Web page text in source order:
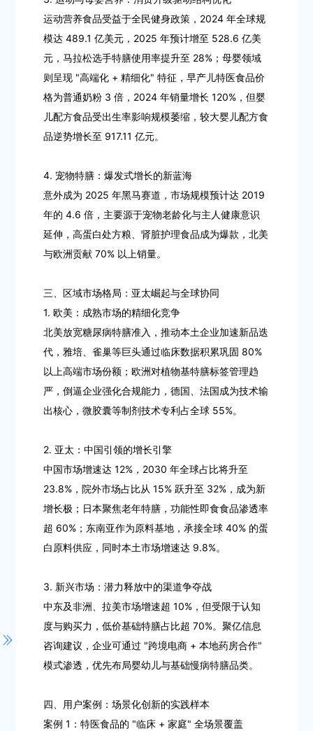
运动营养食品受益于全民健身政策，2024 年全球规
模达 489.1 亿美元，2025 年预计增至 528.6 亿美
元，马拉松选手特膳使用率提升至 28%；母婴领域
则呈现 "高端化 + 精细化" 特征，早产儿特医食品价
格为普通奶粉 3 倍，2024 年销量增长 120%，但婴
儿配方食品受出生率影响规模萎缩，较大婴儿配方食
品逆势增长至 917.11 亿元。
4. 宠物特膳：爆发式增长的新蓝海
意外成为 2025 年黑马赛道，市场规模预计达 2019
年的 4.6 倍，主要源于宠物老龄化与主人健康意识
延伸，高蛋白处方粮、肾脏护理食品成为爆款，北美
与欧洲贡献 70% 以上销量。
三、区域市场格局：亚太崛起与全球协同
1. 欧美：成熟市场的精细化竞争
北美放宽糖尿病特膳准入，推动本土企业加速新品迭
代，雅培、雀巢等巨头通过临床数据积累巩固 80%
以上高端市场份额；欧洲对植物基特膳标签管理趋
严，倒逼企业强化合规能力，德国、法国成为技术输
出核心，微胶囊等制剂技术专利占全球 55%。
2. 亚太：中国引领的增长引擎
中国市场增速达 12%，2030 年全球占比将升至
23.8%，院外市场占比从 15% 跃升至 32%，成为新
增长极；日本聚焦老年特膳，功能性即食食品渗透率
超 60%；东南亚作为原料基地，承接全球 40% 的蛋
白原料供应，同时本土市场增速达 9.8%。
3. 新兴市场：潜力释放中的渠道争夺战
中东及非洲、拉美市场增速超 10%，但受限于认知
度与购买力，低价基础特膳占比超 70%。聚亿信息
咨询建议，企业可通过 "跨境电商 + 本地药房合作"
模式渗透，优先布局婴幼儿与基础慢病特膳品类。
四、用户案例：场景化创新的实践样本
案例 1：特医食品的 "临床 + 家庭" 全场景覆盖